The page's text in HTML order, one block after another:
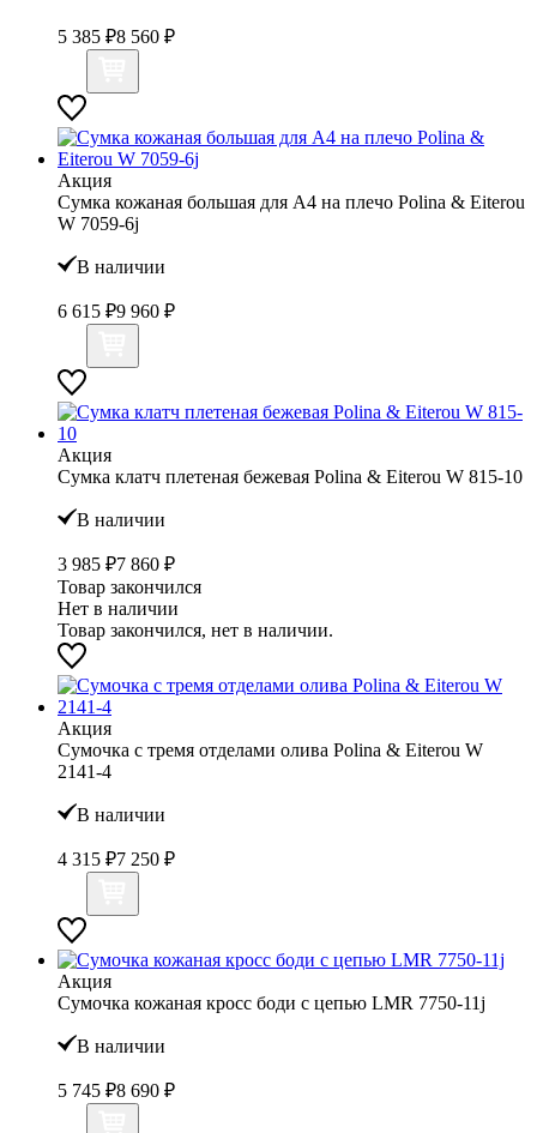
5 385 ₽8 560 ₽
Акция
Сумка кожаная большая для А4 на плечо Polina & Eiterou
W 7059-6j
В наличии
6 615 ₽9 960 ₽
Акция
Сумка клатч плетеная бежевая Polina & Eiterou W 815-10
В наличии
3 985 ₽7 860 ₽
Товар закончился
Нет в наличии
Товар закончился, нет в наличии.
Акция
Сумочка с тремя отделами олива Polina & Eiterou W
2141-4
В наличии
4 315 ₽7 250 ₽
Акция
Сумочка кожаная кросс боди с цепью LMR 7750-11j
В наличии
5 745 ₽8 690 ₽